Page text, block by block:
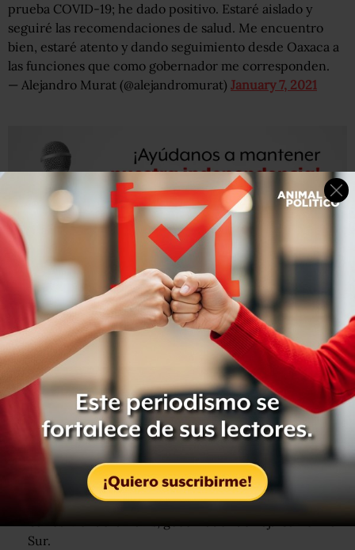
prueba COVID-19; he dado positivo. Estaré aislado y
seguiré las recomendaciones de salud. Me encuentro
bien, estaré atento y dando seguimiento desde Oaxaca a
las funciones que como gobernador me corresponden.
— Alejandro Murat (@alejandromurat) January 7, 2021
El último en contagiarse fue e
l gobernador de
Guanajuato, Diego Sinhue Rodríguez Vallejo,informó que
dio positivo a la prueba de COVID-19 en diciembre
pasado.
Antes dieron positivo al virus del sars-cov-2:
Claudia Pavlovich, gobernadora de Sonora.
Carlos Mendoza Davis, gobernador de Baja California
Sur.